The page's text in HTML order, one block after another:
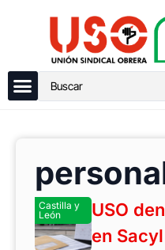
Castilla y
León
USO
en